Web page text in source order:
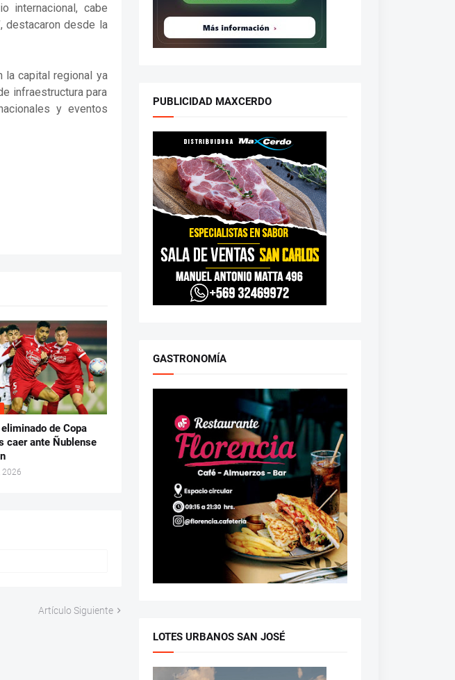
internacional, cabe
destacaron desde la
la capital regional ya
infraestructura para
y eventos
de Copa
caer ante Ñublense
2026
Artículo Siguiente
PUBLICIDAD MAXCERDO
GASTRONOMÍA
LOTES URBANOS SAN JOSÉ